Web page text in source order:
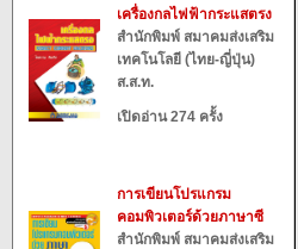
เครื่องกลไฟฟ้ากระแสตรง
สำนักพิมพ์ สมาคมส่งเสริม
เทคโนโลยี (ไทย-ญี่ปุ่น)
ส.ส.ท.
เปิดอ่าน 274 ครั้ง
การเขียนโปรแกรม
คอมพิวเตอร์ด้วยภาษาซี
สำนักพิมพ์ สมาคมส่งเสริม